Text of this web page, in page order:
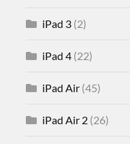
iPad 3 (2)
iPad 4 (22)
iPad Air (45)
iPad Air 2 (26)